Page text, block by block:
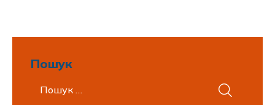
Пошук